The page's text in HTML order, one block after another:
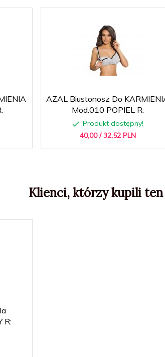
AZAL Biustonosz Do
Mod.010 POPIEL R:
Produkt dostępny!
40,00 / 32,52 PLN
Klienci, którzy kupili
R: